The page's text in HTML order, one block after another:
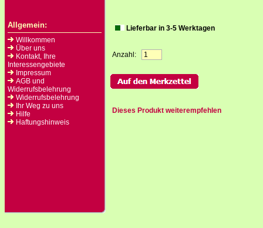
Allgemein:
Willkommen
Über uns
Kontakt, Ihre
Interessengebiete
Impressum
AGB und
Widerrufsbelehrung
Widerrufsbelehrung
Ihr Weg zu uns
Hilfe
Haftungshinweis
Lieferbar in 3-5 Werktagen
Anzahl:
Dieses Produkt weiterempfehlen